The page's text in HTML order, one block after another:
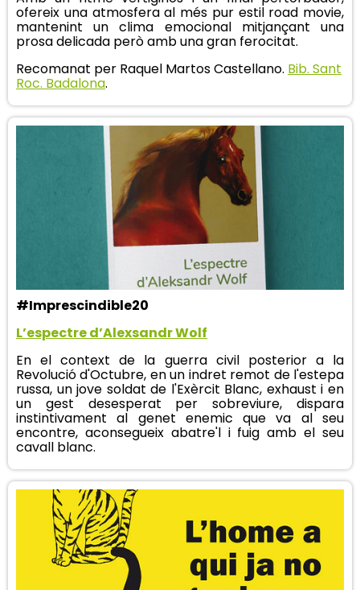
ofereix una atmosfera al més pur estil road movie,
mantenint un clima emocional mitjançant una
prosa delicada però amb una gran ferocitat.
Recomanat per Raquel Martos Castellano. Bib. Sant
Roc. Badalona.
#Imprescindible20
L’espectre d’Alexsandr Wolf
En el context de la guerra civil posterior a la
Revolució d'Octubre, en un indret remot de l'estepa
russa, un jove soldat de l'Exèrcit Blanc, exhaust i en
un gest desesperat per sobreviure, dispara
instintivament al genet enemic que va al seu
encontre, aconsegueix abatre'l i fuig amb el seu
cavall blanc.